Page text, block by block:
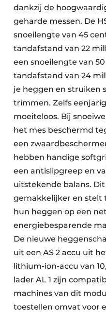
dankzij de
geharde messen. De
snoeilengte van 45
tandafstand van 22
een snoeilengte van
tandafstand van 24
je heggen en struiken
trimmen. Zelfs
moeiteloos. Bij
het mes beschermd
een
hebben handige
een antislipgreep en
uitstekende balans.
gemakkelijker en stelt
hun heggen op een
energiebesparende
De nieuwe
uit een AS 2 accu uit
lithium-ion-accu van
lader AL 1 zijn
machines van dit
toestellen omvat voor